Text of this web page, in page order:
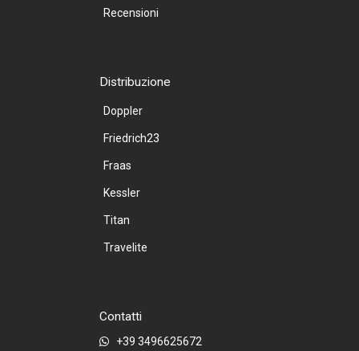
Recensioni
Distribuzione
Doppler
Friedrich23
Fraas
Kessler
Titan
Travelite
Contatti
+39 3496625672